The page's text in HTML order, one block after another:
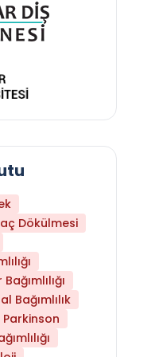
Yaşlanmayı
Dökülmesi
Bağımlılık
Parkinson